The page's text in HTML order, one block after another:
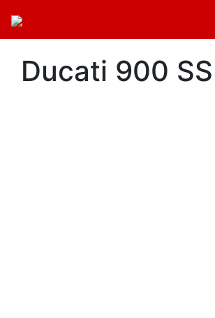
Ducati 900